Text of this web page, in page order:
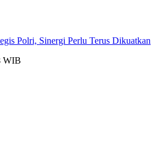
Polri, Sinergi Perlu Terus Dikuatkan
WIB